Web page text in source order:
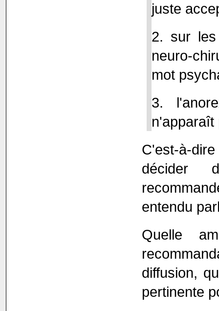
juste
2. sur
mot
3.
n'apparaît
décider
entendu
Quelle
diffusion,
pertinente